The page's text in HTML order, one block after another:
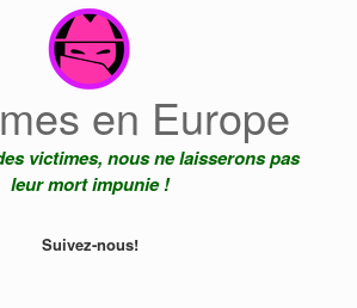
en Europe
victimes, nous ne laisserons pas
leur mort impunie !
Suivez-nous!